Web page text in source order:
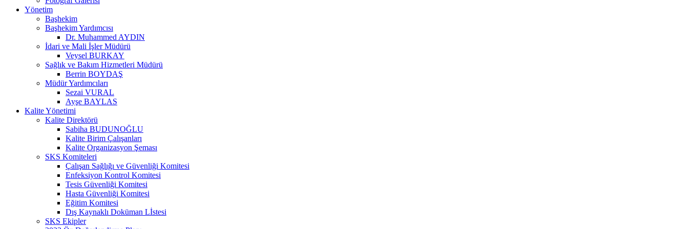
Yönetim
Başhekim
Başhekim Yardımcısı
Dr. Muhammed AYDIN
İdari ve Mali İşler Müdürü
Veysel BURKAY
Sağlık ve Bakım Hizmetleri Müdürü
Berrin BOYDAŞ
Müdür Yardımcıları
Sezai VURAL
Ayşe BAYLAS
Kalite Yönetimi
Kalite Direktörü
Sabiha BUDUNOĞLU
Kalite Birim Çalışanları
Kalite Organizasyon Şeması
SKS Komiteleri
Çalışan Sağlığı ve Güvenliği Komitesi
Enfeksiyon Kontrol Komitesi
Tesis Güvenliği Komitesi
Hasta Güvenliği Komitesi
Eğitim Komitesi
Dış Kaynaklı Doküman Lİstesi
SKS Ekipler